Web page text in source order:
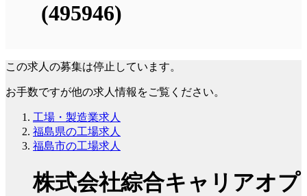
(495946)
この求人の募集は停止しています。
お手数ですが他の求人情報をご覧ください。
工場・製造業求人
福島県の工場求人
福島市の工場求人
株式会社綜合キャリアオプ